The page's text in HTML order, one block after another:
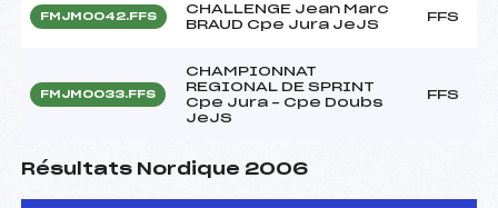
FMJM0042.FFS
CHALLENGE Jean Marc
BRAUD Cpe Jura JeJS
FFS
FMJM0033.FFS
CHAMPIONNAT
REGIONAL DE SPRINT
Cpe Jura – Cpe Doubs
JeJS
FFS
Résultats Nordique 2006